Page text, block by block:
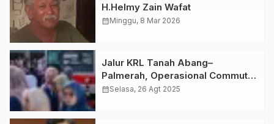
H.Helmy Zain Wafat
calendar_monthMinggu, 8 Mar 2026
Jalur KRL Tanah Abang–
Palmerah, Operasional Commuter
Line Rangkasbitung Kembali
calendar_monthSelasa, 26 Agt 2025